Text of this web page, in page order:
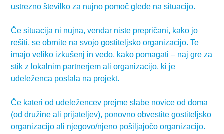
ustrezno številko za nujno pomoč glede na situacijo.
Če situacija ni nujna, vendar niste prepričani, kako jo
rešiti, se obrnite na svojo gostiteljsko organizacijo. Te
imajo veliko izkušenj in vedo, kako pomagati – naj gre za
stik z lokalnim partnerjem ali organizacijo, ki je
udeleženca poslala na projekt.
Če kateri od udeležencev prejme slabe novice od doma
(od družine ali prijateljev), ponovno obvestite gostiteljsko
organizacijo ali njegovo/njeno pošiljajočo organizacijo.